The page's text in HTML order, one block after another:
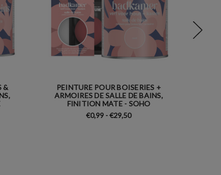
&
PEINTURE POUR BOISERIES +
ARMOIRES DE SALLE DE BAINS,
FINITION MATE - SOHO
€0,99 - €29,50